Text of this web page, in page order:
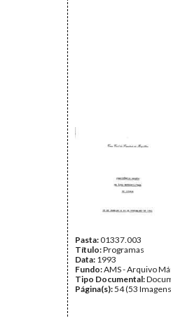
Pasta:01337.003
Título:Programas
Data: 1993
Fundo:AMS - Arquivo
Tipo Documental:
Página(s):54 (53